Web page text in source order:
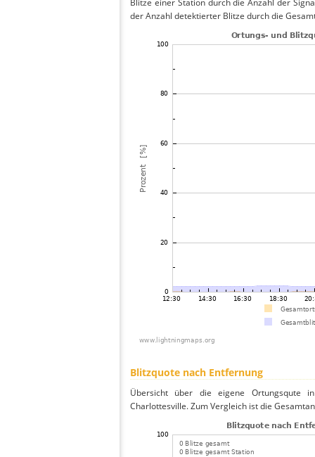
der Anzahl detektierter Blitze durch die
Blitzquote nach Entfernung
Übersicht über die eigene Ortungsqute
Charlottesville. Zum Vergleich ist die